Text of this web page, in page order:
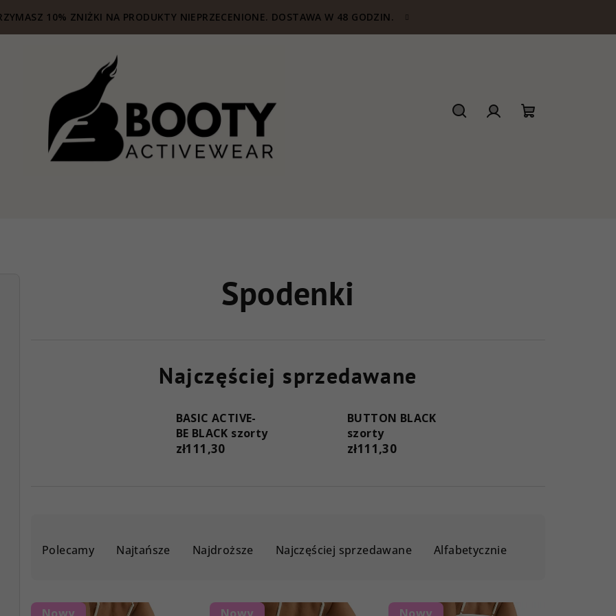
10% ZNIŻKI NA PRODUKTY NIEPRZECENIONE. DOSTAWA W 48 GODZIN.
Spodenki
Najczęściej sprzedawane
BASIC ACTIVE-
BE BLACK szorty
zł111,30
BUTTON BLACK
szorty
zł111,30
oPolecamy Najtańsze Najdroższe Najczęściej sprzedawane Alfabetycznie
L